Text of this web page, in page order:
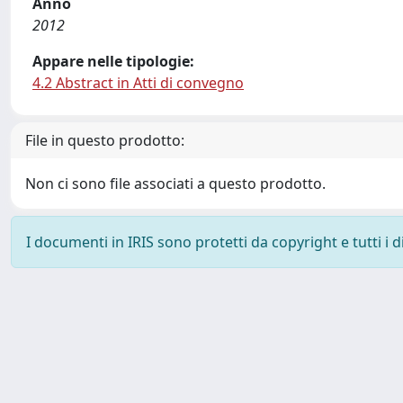
2012
Appare nelle tipologie:
4.2 Abstract in Atti di convegno
File in questo prodotto:
Non ci sono file associati a questo prodotto.
I documenti in IRIS sono protetti da copyright e tutti i